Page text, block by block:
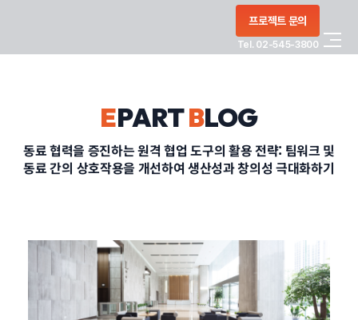
프로젝트 문의
Tel. 02-545-3800
PORTFOLIO
CONTACT
EPARTBLOG
동료 협력을 증진하는 원격 협업 도구의 활용 전략: 팀워크 및
동료 간의 상호작용을 개선하여 생산성과 창의성 극대화하기